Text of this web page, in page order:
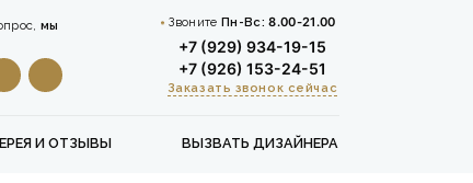
мы
Звоните Пн-Вс:8.00-21.00
+7 (929) 934-19-15
+7 (926) 153-24-51
Заказать звонок сейчас
И ОТЗЫВЫ ВЫЗВАТЬ ДИЗАЙНЕРА